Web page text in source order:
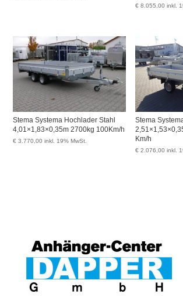
€ 8.055,00 inkl.
Stema Systema Hochlader Stahl
4,01×1,83×0,35m 2700kg 100Km/h
€ 3.770,00 inkl. 19% MwSt.
Stema
Km/h
€ 2.076,00 inkl.